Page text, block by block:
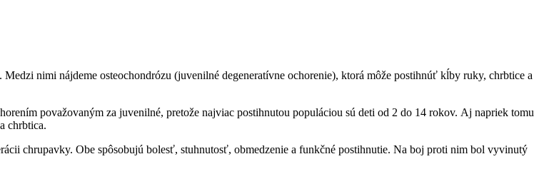
nimi nájdeme osteochondrózu (juvenilné degeneratívne ochorenie), ktorá môže postihnúť kĺby ruky, chrbtice a
považovaným za juvenilné, pretože najviac postihnutou populáciou sú deti od 2 do 14 rokov. Aj napriek tomu
chrbtica.
chrupavky. Obe spôsobujú bolesť, stuhnutosť, obmedzenie a funkčné postihnutie. Na boj proti nim bol vyvinutý